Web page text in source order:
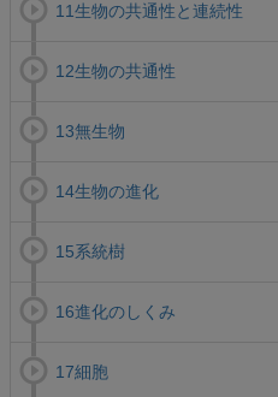
11生物の共通性と連続性
12生物の共通性
13無生物
14生物の進化
15系統樹
16進化のしくみ
17細胞